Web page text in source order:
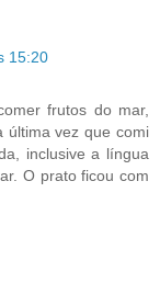
15:20
frutos do mar,
última vez que comi
inclusive a língua
O prato ficou com